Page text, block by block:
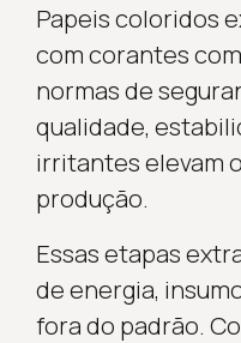
Papeis coloridos
com corantes
normas de
qualidade,
irritantes elevam
produção.
Essas etapas
de energia,
fora do padrão.